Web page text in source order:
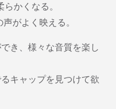
かくなる。
がよく映える。
き、様々な音質を楽し
キャップを見つけて欲